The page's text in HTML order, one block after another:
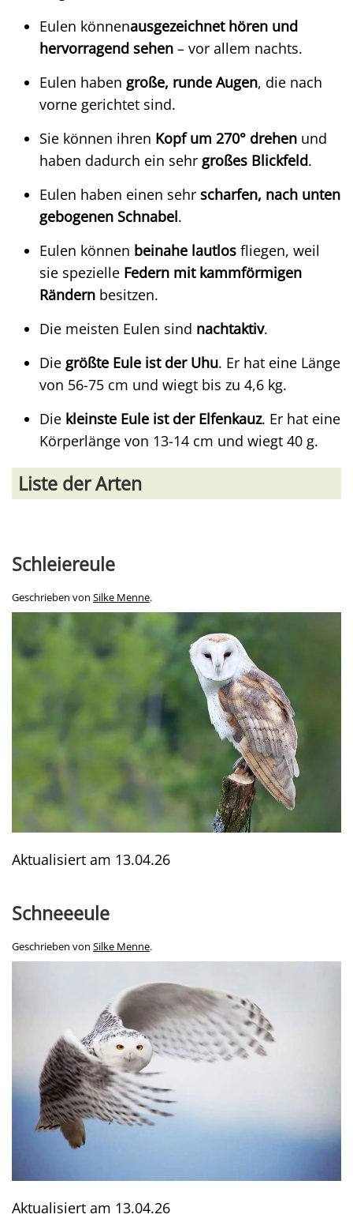
Eulen könnenausgezeichnet hören und
hervorragend sehen – vor allem nachts.
Eulen haben große, runde Augen, die nach
vorne gerichtet sind.
Sie können ihren Kopf um 270° drehen und
haben dadurch ein sehr großes Blickfeld.
Eulen haben einen sehr scharfen, nach unten
gebogenen Schnabel.
Eulen können beinahe lautlos fliegen, weil
sie spezielle Federn mit kammförmigen
Rändern besitzen.
Die meisten Eulen sind nachtaktiv.
Die größte Eule ist der Uhu. Er hat eine Länge
von 56-75 cm und wiegt bis zu 4,6 kg.
Die kleinste Eule ist der Elfenkauz. Er hat eine
Körperlänge von 13-14 cm und wiegt 40 g.
Liste der Arten
Schleiereule
Geschrieben von Silke Menne.
Aktualisiert am 13.04.26
Schneeeule
Geschrieben von Silke Menne.
Aktualisiert am 13.04.26